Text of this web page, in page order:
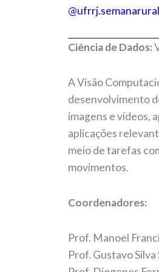
@ufrrj.semanarural
Ciência de Dados:
A Visão
desenvolvimento
imagens e vídeos,
aplicações
meio de tarefas
movimentos.
Coordenadores:
Prof. Manoel
Prof. Gustavo Silva